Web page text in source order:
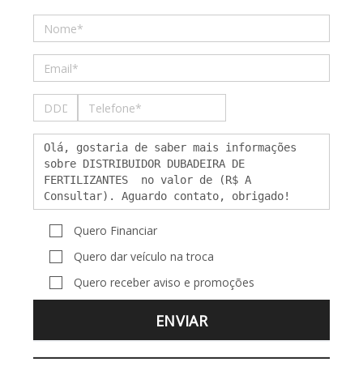
Quero Financiar
Quero dar veículo na troca
Quero receber aviso e promoções